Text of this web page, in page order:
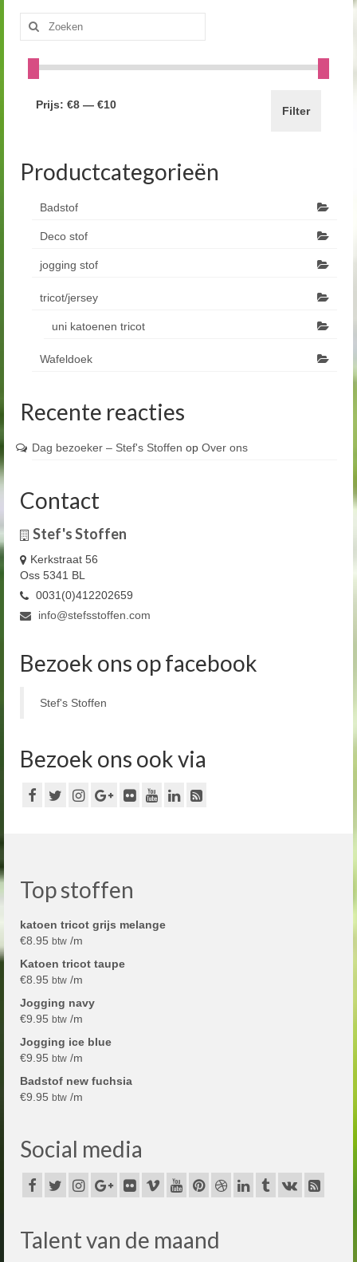
Zoeken
naar:
Filter
Prijs: €8 — €10
Productcategorieën
Badstof
Deco stof
jogging stof
tricot/jersey
uni katoenen tricot
Wafeldoek
Recente reacties
Dag bezoeker – Stef's Stoffen op Over ons
Contact
Stef's Stoffen
Kerkstraat 56
Oss 5341 BL
0031(0)412202659
info@stefsstoffen.com
Bezoek ons op facebook
Stef's Stoffen
Bezoek ons ook via
Top stoffen
katoen tricot grijs melange
€8.95 btw /m
Katoen tricot taupe
€8.95 btw /m
Jogging navy
€9.95 btw /m
Jogging ice blue
€9.95 btw /m
Badstof new fuchsia
€9.95 btw /m
Social media
Talent van de maand